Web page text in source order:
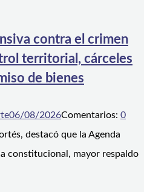
contra el crimen
territorial, cárceles
de bienes
06/08/2026Comentarios: 0
destacó que la Agenda
constitucional, mayor respaldo